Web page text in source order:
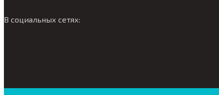
В социальных сетях: